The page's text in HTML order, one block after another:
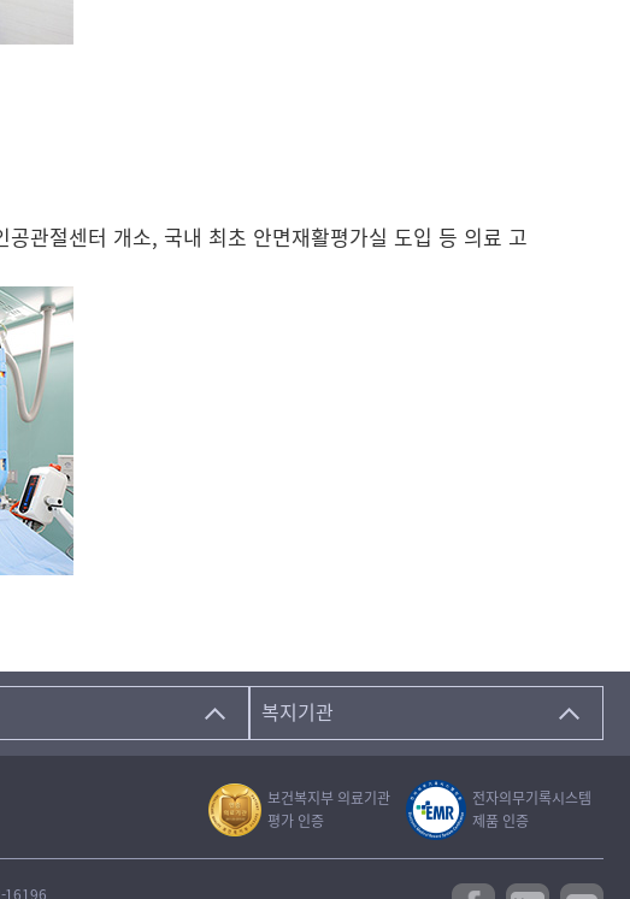
관절센터 개소, 국내 최초 안면재활평가실 도입 등 의료 고
복지기관
보건복지부 의료기관
평가 인증
전자의무기록시스템
제품 인증
16196